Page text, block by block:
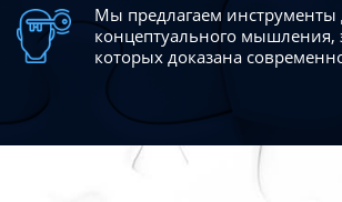
Мы предлагаем инструменты
концептуального мышления,
которых доказана